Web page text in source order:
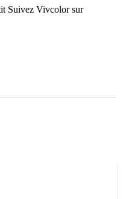
Suivez Vivcolor sur